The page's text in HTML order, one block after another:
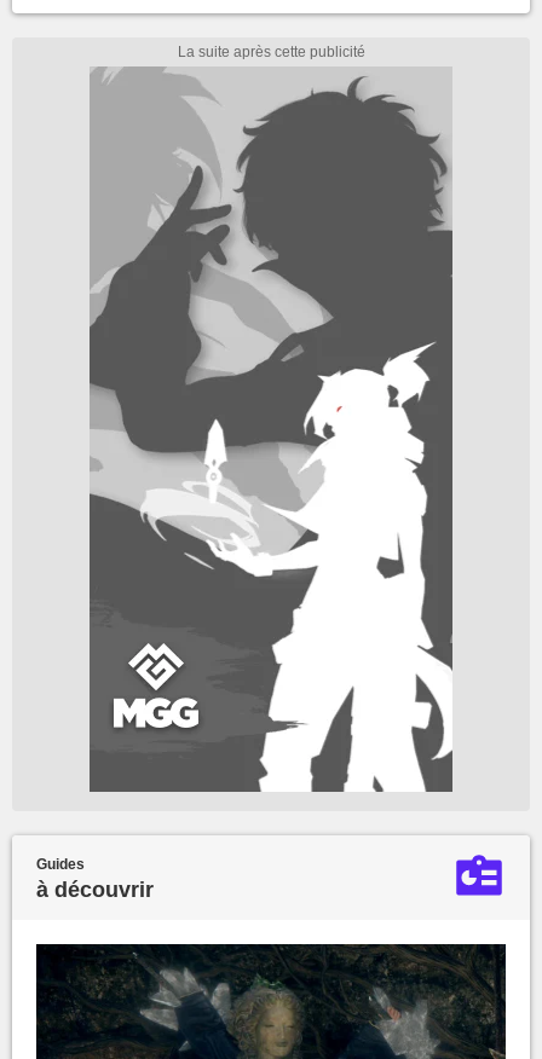
Guides
à découvrir